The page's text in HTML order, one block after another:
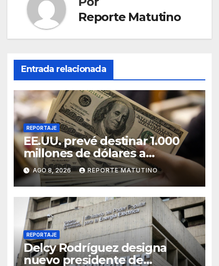
Reporte Matutino
Entrada relacionada
REPORTAJE
EE.UU. prevé destinar 1.000
millones de dólares a
Colombia para un paquete de
seguridad
AGO 8, 2026 REPORTE MATUTINO
REPORTAJE
Delcy Rodríguez designa
nuevo presidente de